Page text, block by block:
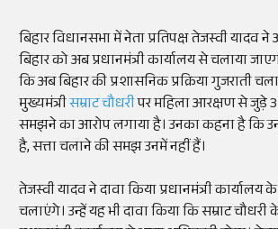
बिहार विधानसभा में नेता प्रतिपक्ष तेजस्वी यादव
बिहार को अब प्रधानमंत्री कार्यालय से चलाया
कि अब बिहार की प्रशासनिक प्रक्रिया गुजराती
मुख्यमंत्रीसम्राट चौधरीपर महिला आरक्षण से जुड़े
समझने का आरोप लगाया है। उनका कहना है कि
है, सत्ता चलाने की समझ उनमें नहीं हैं।
तेजस्वी यादव ने दावा किया प्रधानमंत्री कार्यालय
चलाएंगे। उन्हें यह भी दावा किया कि सम्राट